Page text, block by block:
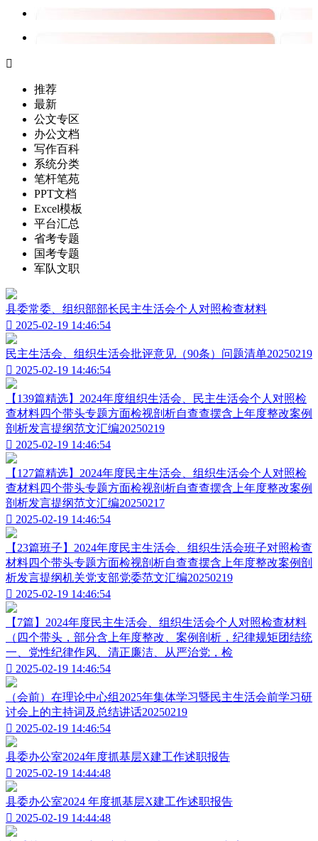

推荐
最新
公文专区
办公文档
写作百科
系统分类
笔杆笔苑
PPT文档
Excel模板
平台汇总
省考专题
国考专题
军队文职
县委常委、组织部部长民主生活会个人对照检查材料
 2025-02-19 14:46:54
民主生活会、组织生活会批评意见（90条）问题清单20250219
 2025-02-19 14:46:54
【139篇精选】2024年度组织生活会、民主生活会个人对照检
查材料四个带头专题方面检视剖析自查查摆含上年度整改案例
剖析发言提纲范文汇编20250219
 2025-02-19 14:46:54
【127篇精选】2024年度民主生活会、组织生活会个人对照检
查材料四个带头专题方面检视剖析自查查摆含上年度整改案例
剖析发言提纲范文汇编20250217
 2025-02-19 14:46:54
【23篇班子】2024年度民主生活会、组织生活会班子对照检查
材料四个带头专题方面检视剖析自查查摆含上年度整改案例剖
析发言提纲机关党支部党委范文汇编20250219
 2025-02-19 14:46:54
【7篇】2024年度民主生活会、组织生活会个人对照检查材料
（四个带头，部分含上年度整改、案例剖析，纪律规矩团结统
一、党性纪律作风、清正廉洁、从严治党，检
 2025-02-19 14:46:54
（会前）在理论中心组2025年集体学习暨民主生活会前学习研
讨会上的主持词及总结讲话20250219
 2025-02-19 14:46:54
县委办公室2024年度抓基层X建工作述职报告
 2025-02-19 14:44:48
县委办公室2024 年度抓基层X建工作述职报告
 2025-02-19 14:44:48